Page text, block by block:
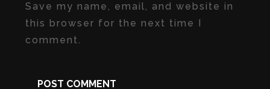
Save my name, email, and website in
this browser for the next time I
comment.